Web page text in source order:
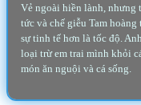
Vẻ ngoài hiền lành, nhưng
tức và chế giễu Tam
sự tinh tế hơn là tốc độ.
loại trừ em trai mình khỏi
món ăn nguội và cá sống.